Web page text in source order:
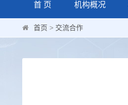
首 页 机构概况
首页 > 交流合作